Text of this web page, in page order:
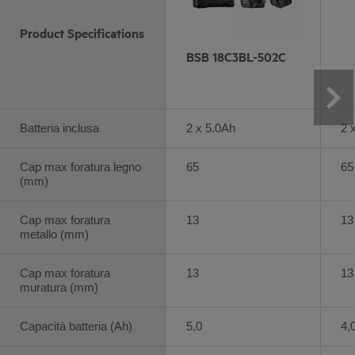
Product Specifications
Batteria inclusa
Cap max foratura legno
(mm)
Cap max foratura
metallo (mm)
Cap max foratura
muratura (mm)
Capacità batteria (Ah)
BSB 18C3BL-502C
2 x 5.0Ah
65
13
13
5,0
2
65
13
13